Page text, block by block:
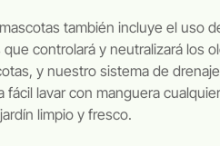
también incluye el uso
controlará y neutralizará los
y nuestro sistema de
fácil lavar con manguera
limpio y fresco.